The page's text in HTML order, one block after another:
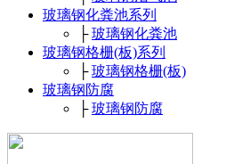
玻璃钢化粪池系列
├玻璃钢化粪池
玻璃钢格栅(板)系列
├玻璃钢格栅(板)
玻璃钢防腐
├玻璃钢防腐